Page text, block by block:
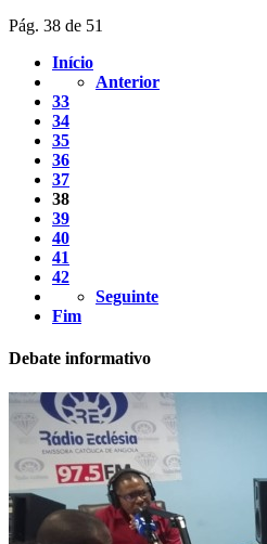
Pág. 38 de 51
Início
Anterior
33
34
35
36
37
38
39
40
41
42
Seguinte
Fim
Debate informativo